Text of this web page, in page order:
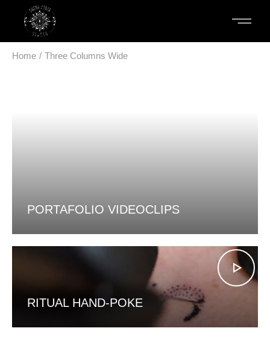
Home Three Columns Wide
PORTAFOLIO VIDEOCLIPS
RITUAL HAND-POKE